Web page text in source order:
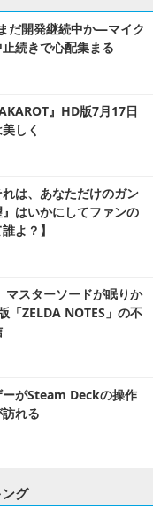
だ開発継続中か―マイク
続きで心配集まる
』HD版7月17日
しく
は、あなただけのガン
はいかにしてファンの
よ？】
マスターソードが眠りか
「ZELDA NOTES」の不
ーがSteam Deckの操作
れる
グ